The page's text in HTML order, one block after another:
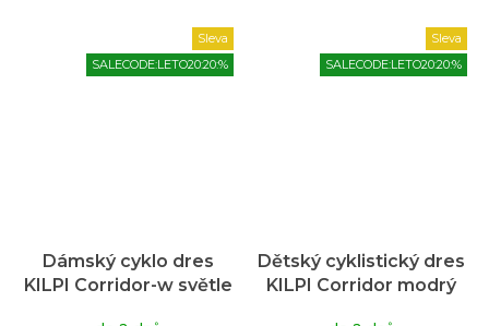
Sleva
SALECODE:LETO20:20:%
Dámský cyklo dres
KILPI Corridor-w světle
Sleva
SALECODE:LETO20:20:%
Dětský cyklistický dres
KILPI Corridor modrý